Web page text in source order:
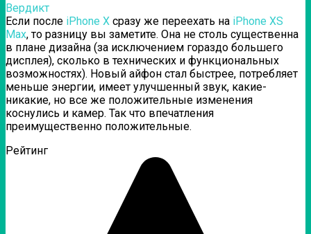
Вердикт
Если после iPhone X сразу же переехать на iPhone XS
Max, то разницу вы заметите. Она не столь существенна
в плане дизайна (за исключением гораздо большего
дисплея), сколько в технических и функциональных
возможностях). Новый айфон стал быстрее, потребляет
меньше энергии, имеет улучшенный звук, какие-
никакие, но все же положительные изменения
коснулись и камер. Так что впечатления
преимущественно положительные.
Рейтинг